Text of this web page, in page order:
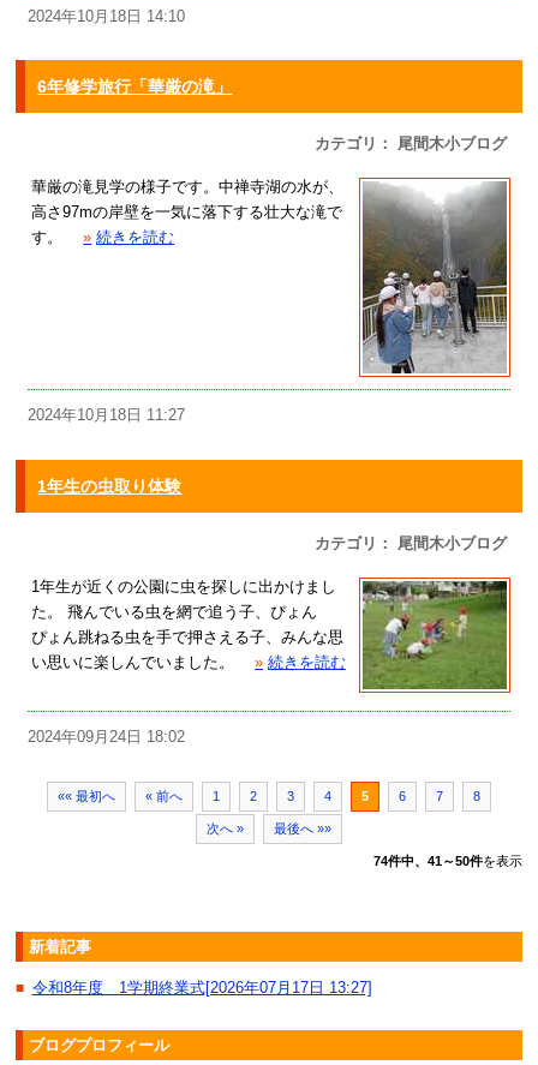
2024年10月18日 14:10
6年修学旅行「華厳の滝」
カテゴリ： 尾間木小ブログ
華厳の滝見学の様子です。中禅寺湖の水が、
高さ97mの岸壁を一気に落下する壮大な滝で
す。
» 続きを読む
2024年10月18日 11:27
1年生の虫取り体験
カテゴリ： 尾間木小ブログ
1年生が近くの公園に虫を探しに出かけまし
た。 飛んでいる虫を網で追う子、ぴょん
ぴょん跳ねる虫を手で押さえる子、みんな思
い思いに楽しんでいました。
» 続きを読む
2024年09月24日 18:02
«« 最初へ « 前へ 1 2 3 4 5 6 7 8
次へ » 最後へ »»
74件中、41～50件を表示
新着記事
■ 令和8年度 1学期終業式[2026年07月17日 13:27]
ブログプロフィール